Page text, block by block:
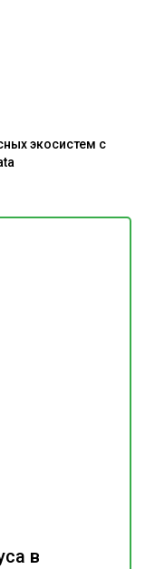
в
экосистем с